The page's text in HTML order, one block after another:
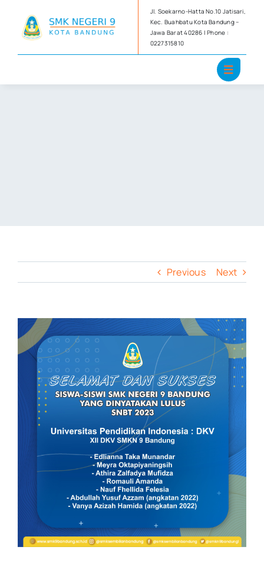
content
Jl. Soekarno-Hatta No.10 Jatisari,
Kec. Buahbatu Kota Bandung –
Jawa Barat 40286 | Phone :
0227315810
Previous Next
View
Larger
Image